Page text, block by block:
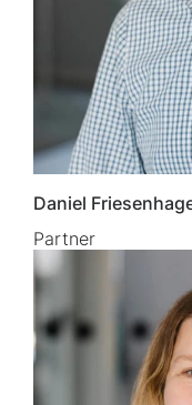
Daniel
Partner